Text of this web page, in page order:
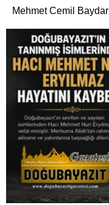
Mehmet Cemil Baydar